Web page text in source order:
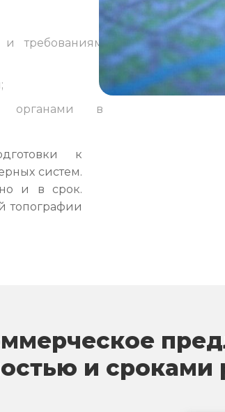
и требованиям
органами в
к
систем.
и в срок.
топографии
и сроками